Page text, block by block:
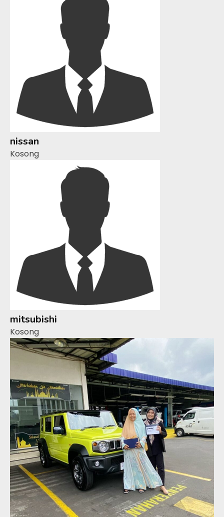
nissan
Kosong
mitsubishi
Kosong